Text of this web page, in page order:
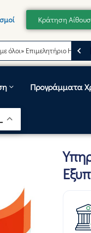
Κράτηση
Ηλείας
Προγράμματα